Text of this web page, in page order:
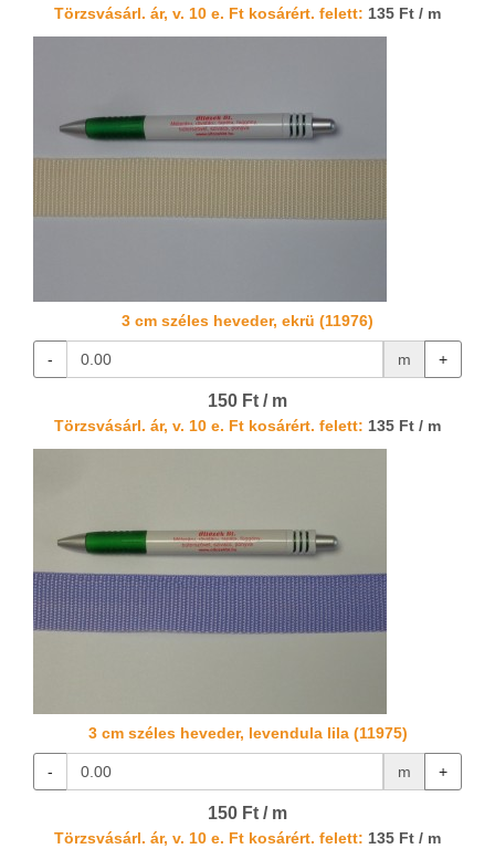
Törzsvásárl. ár, v. 10 e. Ft kosárért. felett: 135 Ft / m
3 cm széles heveder, ekrü (11976)
- m +
150 Ft / m
Törzsvásárl. ár, v. 10 e. Ft kosárért. felett: 135 Ft / m
3 cm széles heveder, levendula lila (11975)
- m +
150 Ft / m
Törzsvásárl. ár, v. 10 e. Ft kosárért. felett: 135 Ft / m